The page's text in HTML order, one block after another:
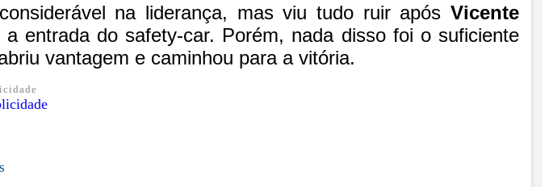
na liderança, mas viu tudo ruir após Vicente
entrada do safety-car. Porém, nada disso foi o suficiente
vantagem e caminhou para a vitória.